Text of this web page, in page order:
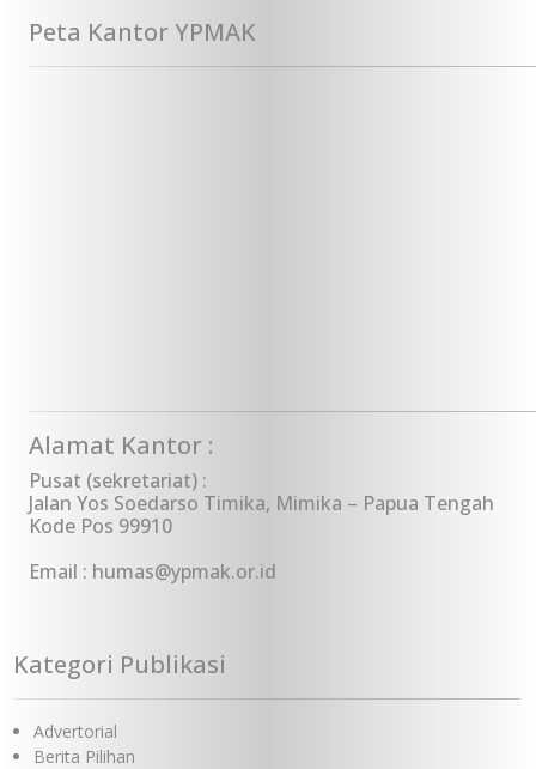
Kerjasama YPMAK dan RS Jantung
Peta Kantor YPMAK
Alamat Kantor :
Pusat (sekretariat) :
Jalan Yos Soedarso Timika, Mimika – Papua Tengah
Kode Pos 99910
Email : humas@ypmak.or.id
Kategori Publikasi
Advertorial
Berita Pilihan